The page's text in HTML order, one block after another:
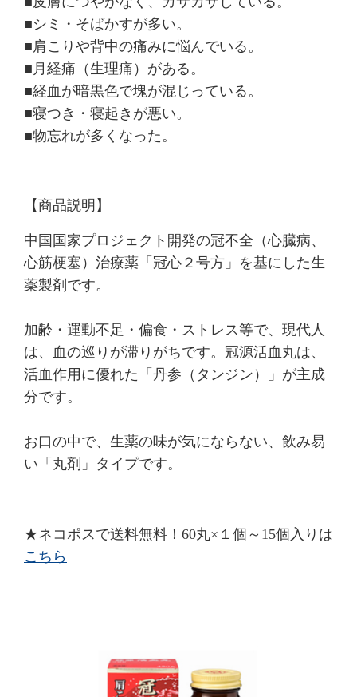
■シミ・そばかすが多い。
■肩こりや背中の痛みに悩んでいる。
■月経痛（生理痛）がある。
■経血が暗黒色で塊が混じっている。
■寝つき・寝起きが悪い。
■物忘れが多くなった。
【商品説明】
中国国家プロジェクト開発の冠不全（心臓病、
心筋梗塞）治療薬「冠心２号方」を基にした生
薬製剤です。
加齢・運動不足・偏食・ストレス等で、現代人
は、血の巡りが滞りがちです。冠源活血丸は、
活血作用に優れた「丹参（タンジン）」が主成
分です。
お口の中で、生薬の味が気にならない、飲み易
い「丸剤」タイプです。
★ネコポスで送料無料！60丸×１個～15個入りは
こちら